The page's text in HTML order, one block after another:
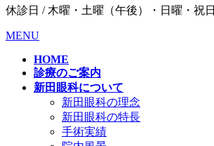
休診日 / 木曜・土曜（午後）・日曜・祝日
MENU
HOME
診療のご案内
新田眼科について
新田眼科の理念
新田眼科の特長
手術実績